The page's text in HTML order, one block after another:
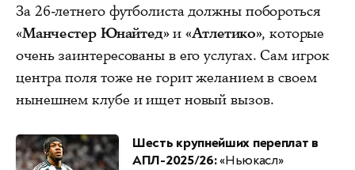
За 26-летнего футболиста должны побороться
«Манчестер Юнайтед»и«Атлетико», которые
очень заинтересованы в его услугах. Сам игрок
центра поля тоже не горит желанием в своем
нынешнем клубе и ищет новый вызов.
Шесть крупнейших переплат в
АПЛ-2025/26:«Ньюкасл»